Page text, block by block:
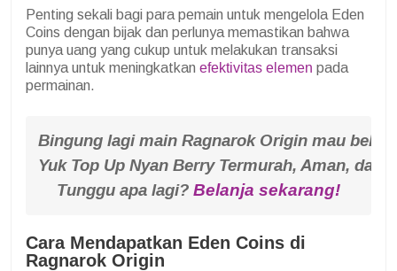
Penting sekali bagi para pemain untuk mengelola Eden
Coins dengan bijak dan perlunya memastikan bahwa
punya uang yang cukup untuk melakukan transaksi
lainnya untuk meningkatkan efektivitas elemen pada
permainan.
Bingung lagi main Ragnarok Origin mau beli
Yuk Top Up Nyan Berry Termurah, Aman, dan
Tunggu apa lagi? Belanja sekarang!
Cara Mendapatkan Eden Coins di
Ragnarok Origin